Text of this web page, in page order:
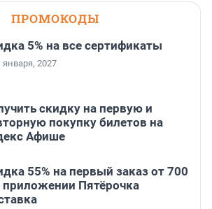
ПРОМОКОДЫ
5% на все сертификаты
2027
скидку на первую и
покупку билетов на
Афише
55% на первый заказ от 700
приложении Пятёрочка